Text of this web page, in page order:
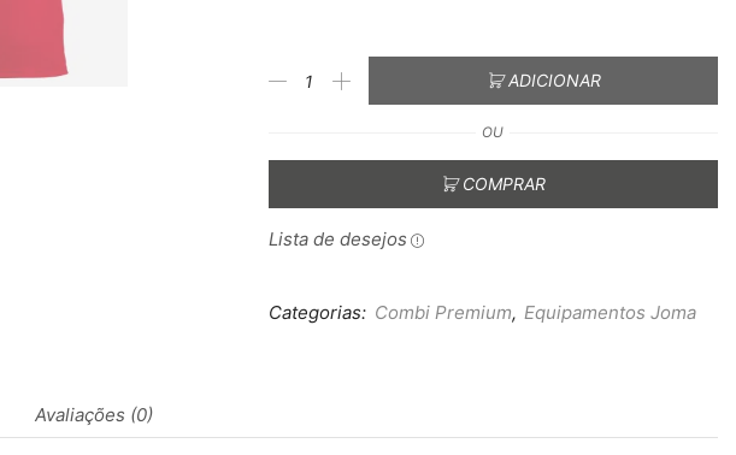
ADICIONAR
OU
COMPRAR
Lista de desejos
Categorias: Combi Premium, Equipamentos Joma
Avaliações (0)